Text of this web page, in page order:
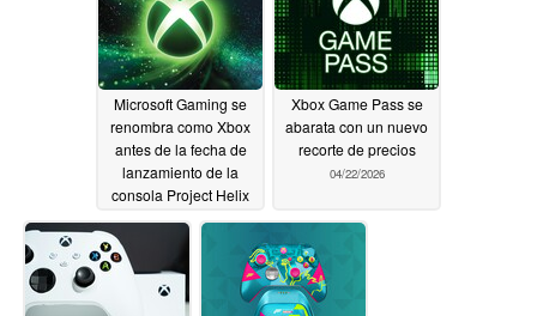
Microsoft Gaming se
renombra como Xbox
antes de la fecha de
lanzamiento de la
consola Project Helix
04/24/2026
Xbox Game Pass se
abarata con un nuevo
recorte de precios
04/22/2026